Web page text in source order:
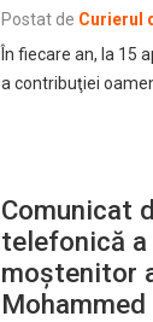
Postat de Curierul
În fiecare an, la 15
a contribuţiei
Comunicat
telefonică a
moștenitor